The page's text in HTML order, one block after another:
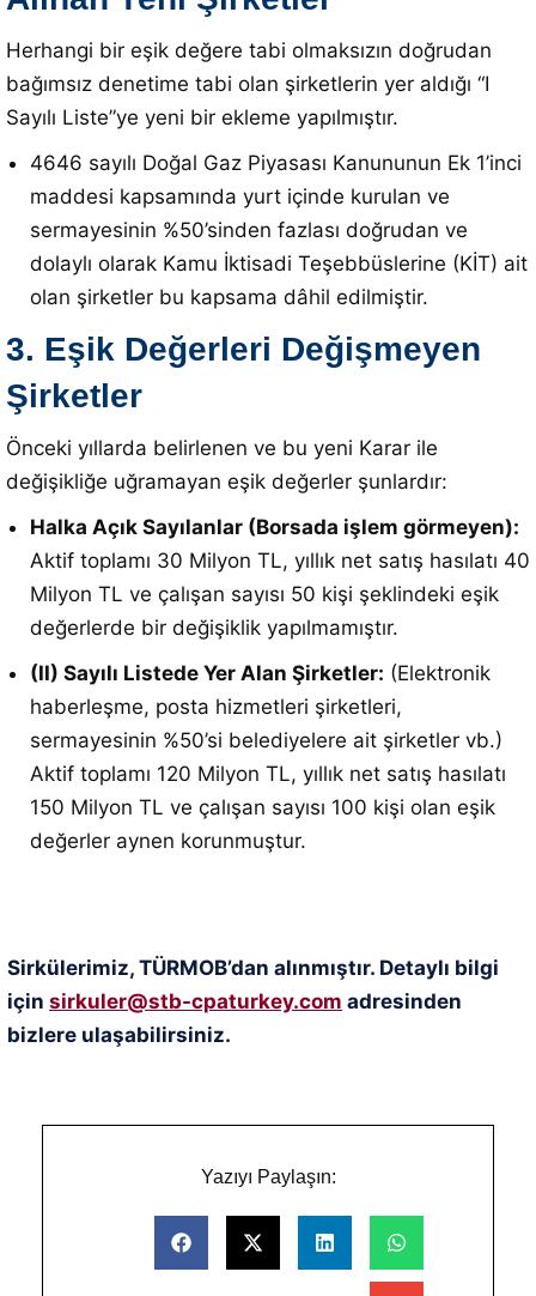
Herhangi bir eşik değere tabi olmaksızın doğrudan
bağımsız denetime tabi olan şirketlerin yer aldığı “I
Sayılı Liste”ye yeni bir ekleme yapılmıştır.
4646 sayılı Doğal Gaz Piyasası Kanununun Ek 1’inci
maddesi kapsamında yurt içinde kurulan ve
sermayesinin %50’sinden fazlası doğrudan ve
dolaylı olarak Kamu İktisadi Teşebbüslerine (KİT) ait
olan şirketler bu kapsama dâhil edilmiştir.
3. Eşik Değerleri Değişmeyen
Şirketler
Önceki yıllarda belirlenen ve bu yeni Karar ile
değişikliğe uğramayan eşik değerler şunlardır:
Halka Açık Sayılanlar (Borsada işlem görmeyen):
Aktif toplamı 30 Milyon TL, yıllık net satış hasılatı 40
Milyon TL ve çalışan sayısı 50 kişi şeklindeki eşik
değerlerde bir değişiklik yapılmamıştır.
(II) Sayılı Listede Yer Alan Şirketler: (Elektronik
haberleşme, posta hizmetleri şirketleri,
sermayesinin %50’si belediyelere ait şirketler vb.)
Aktif toplamı 120 Milyon TL, yıllık net satış hasılatı
150 Milyon TL ve çalışan sayısı 100 kişi olan eşik
değerler aynen korunmuştur.
Sirkülerimiz, TÜRMOB’dan alınmıştır. Detaylı bilgi
için sirkuler@stb-cpaturkey.com adresinden
bizlere ulaşabilirsiniz.
Yazıyı Paylaşın: